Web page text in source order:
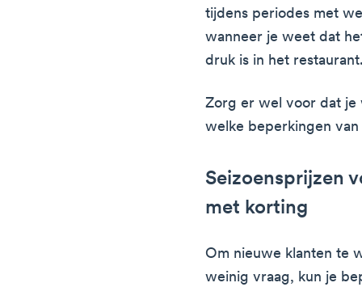
tijdens periodes met
wanneer je weet dat
druk is in het
Zorg er wel voor dat je
welke beperkingen van
Seizoensprijzen
met korting
Om nieuwe klanten te
weinig vraag, kun je